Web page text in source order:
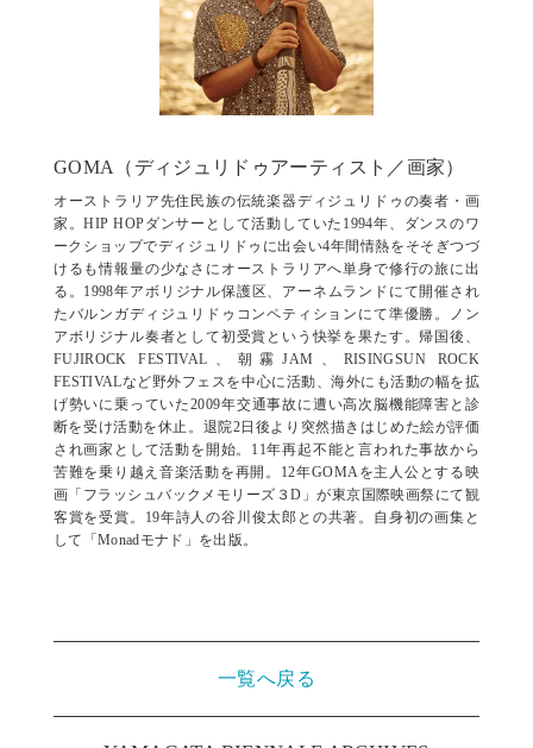
GOMA（ディジュリドゥアーティスト／画家）
オーストラリア先住民族の伝統楽器ディジュリドゥの奏者・画
家。HIP HOPダンサーとして活動していた1994年、ダンスのワ
ークショップでディジュリドゥに出会い4年間情熱をそそぎつづ
けるも情報量の少なさにオーストラリアへ単身で修行の旅に出
る。1998年アボリジナル保護区、アーネムランドにて開催され
たバルンガディジュリドゥコンペティションにて準優勝。ノン
アボリジナル奏者として初受賞という快挙を果たす。帰国後、
FUJIROCK FESTIVAL、朝霧JAM、RISINGSUN ROCK
FESTIVALなど野外フェスを中心に活動、海外にも活動の幅を拡
げ勢いに乗っていた2009年交通事故に遭い高次脳機能障害と診
断を受け活動を休止。退院2日後より突然描きはじめた絵が評価
され画家として活動を開始。11年再起不能と言われた事故から
苦難を乗り越え音楽活動を再開。12年GOMAを主人公とする映
画「フラッシュバックメモリーズ３D」が東京国際映画祭にて観
客賞を受賞。19年詩人の谷川俊太郎との共著。自身初の画集と
して「Monadモナド」を出版。
一覧へ戻る